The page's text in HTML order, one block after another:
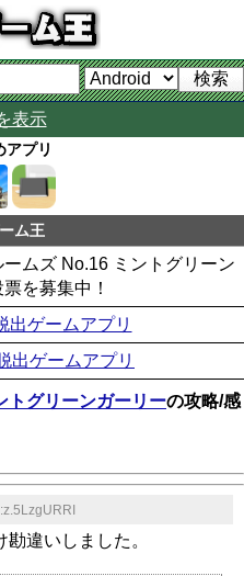
表示
アプリ
ム王
ムズ No.16 ミントグリーン
を募集中！
出ゲームアプリ
出ゲームアプリ
トグリーンガーリーの攻略/感
違いしました。